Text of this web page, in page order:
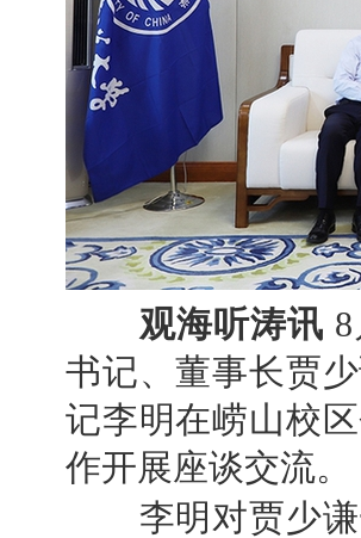
观海听涛讯
书记、董事长贾
记李明在崂山校
作开展座谈交流。
李明对贾少谦